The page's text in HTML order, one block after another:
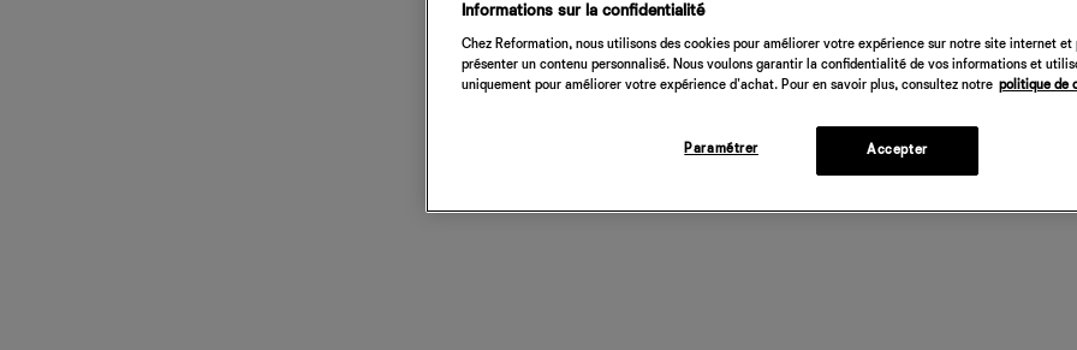
Informations sur la confidentialité
Chez Reformation, nous utilisons des cookies pour améliorer votre expérience sur notre site internet et
présenter un contenu personnalisé. Nous voulons garantir la confidentialité de vos informations et
uniquement pour améliorer votre expérience d'achat. Pour en savoir plus, consultez notre politique de
Paramétrer Accepter